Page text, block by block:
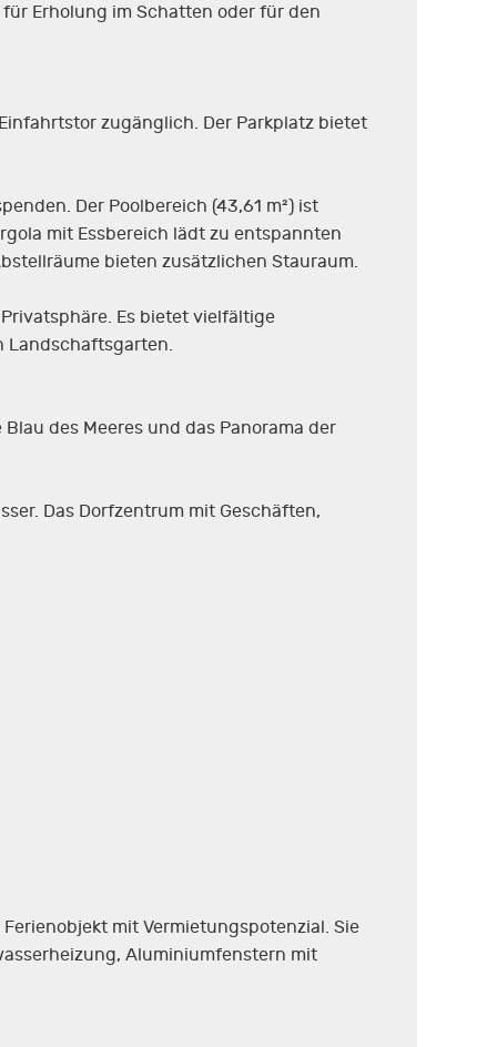
Erholung im Schatten oder für den
zugänglich. Der Parkplatz bietet
Der Poolbereich (43,61 m²) ist
mit Essbereich lädt zu entspannten
bieten zusätzlichen Stauraum.
Es bietet vielfältige
Landschaftsgarten.
des Meeres und das Panorama der
Das Dorfzentrum mit Geschäften,
mit Vermietungspotenzial. Sie
Aluminiumfenstern mit